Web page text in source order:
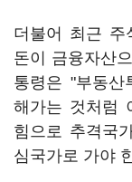
더불어 최근 주
돈이 금융자산
통령은 "부동산
해가는 것처럼
힘으로 추격국
심국가로 가야